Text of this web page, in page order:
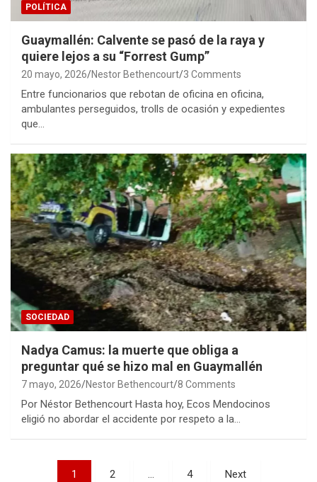
POLÍTICA
Guaymallén: Calvente se pasó de la raya y
quiere lejos a su “Forrest Gump”
20 mayo, 2026 Nestor Bethencourt 3 Comments
Entre funcionarios que rebotan de oficina en oficina,
ambulantes perseguidos, trolls de ocasión y expedientes
que…
SOCIEDAD
Nadya Camus: la muerte que obliga a
preguntar qué se hizo mal en Guaymallén
7 mayo, 2026 Nestor Bethencourt 8 Comments
Por Néstor Bethencourt Hasta hoy, Ecos Mendocinos
eligió no abordar el accidente por respeto a la…
Paginación
1 2 … 4 Next